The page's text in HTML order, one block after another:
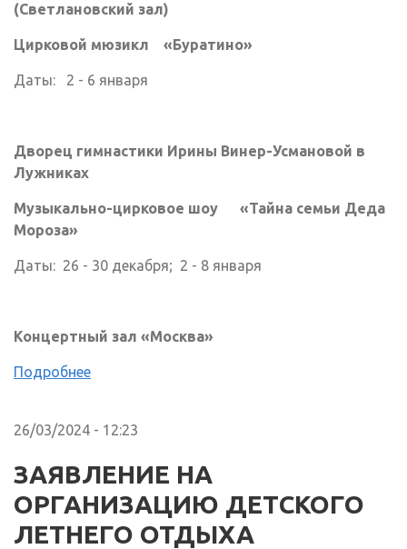
(Светлановский зал)
Цирковой мюзикл «Буратино»
Даты: 2 - 6 января
Дворец гимнастики Ирины Винер-Усмановой в
Лужниках
Музыкально-цирковое шоу «Тайна семьи Деда
Мороза»
Даты: 26 - 30 декабря; 2 - 8 января
Концертный зал «Москва»
Подробнее
26/03/2024 - 12:23
ЗАЯВЛЕНИЕ НА
ОРГАНИЗАЦИЮ ДЕТСКОГО
ЛЕТНЕГО ОТДЫХА